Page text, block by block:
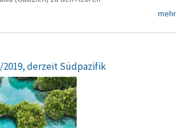
mehr
2019, derzeit Südpazifik